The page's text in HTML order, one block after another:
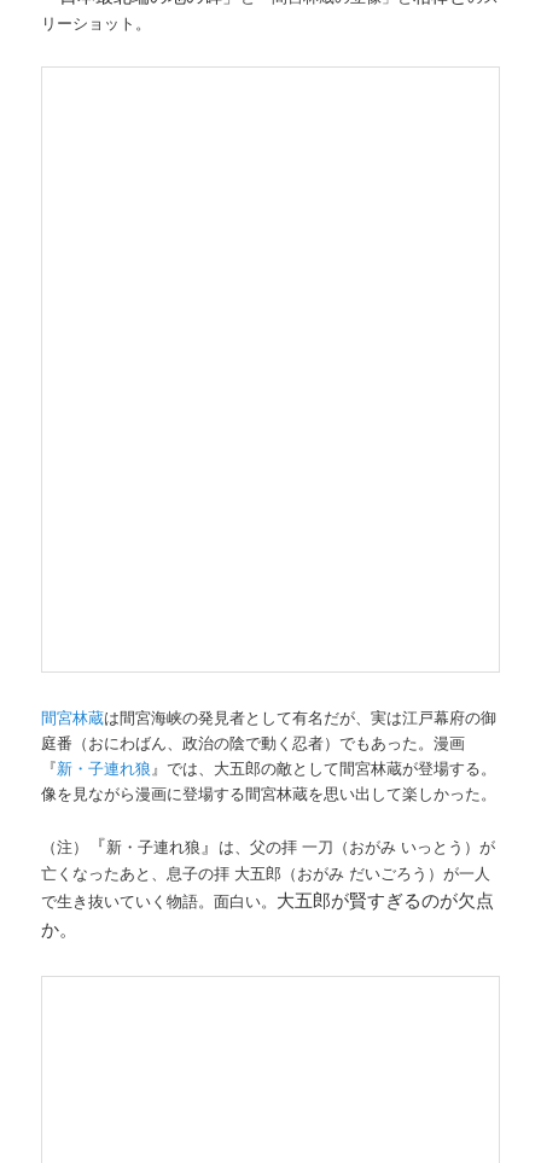
リーショット。
間宮林蔵は間宮海峡の発見者として有名だが、実は江戸幕府の御
庭番（おにわばん、政治の陰で動く忍者）でもあった。漫画
『新・子連れ狼』では、大五郎の敵として間宮林蔵が登場する。
像を見ながら漫画に登場する間宮林蔵を思い出して楽しかった。
（注） 『新・子連れ狼 』 は、父の拝 一刀（おがみ いっとう）が
亡くなったあと、息子の拝 大五郎（おがみ だいごろう）が一人
で生き抜いていく物語。面白い。 大五郎が賢すぎるのが欠点
か。